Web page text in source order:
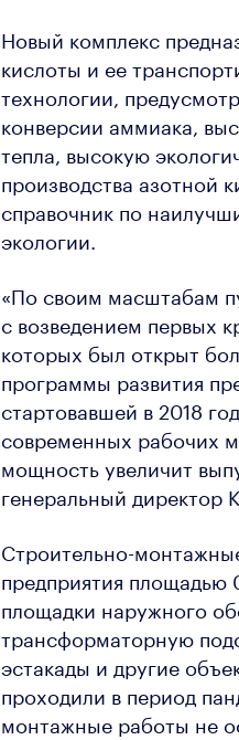
Новый комплекс
кислоты и ее
технологии,
конверсии аммиака,
тепла, высокую
производства азотной
справочник по
экологии.
«По своим масштабам
с возведением первых
которых был открыт
программы развития
стартовавшей в 2018
современных рабочих
мощность увеличит
генеральный директор
Строительно-
предприятия площадью
площадки наружного
трансформаторную
эстакады и другие
проходили в период
монтажные работы не